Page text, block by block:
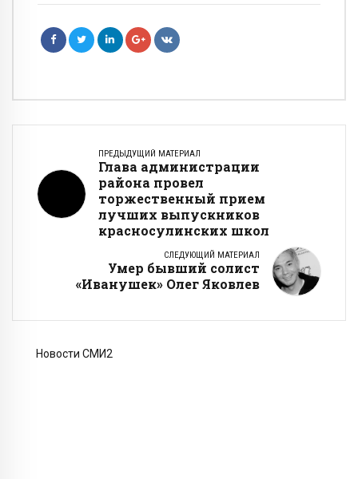
ПРЕДЫДУЩИЙ МАТЕРИАЛ
Глава администрации
района провел
торжественный прием
лучших выпускников
красносулинских школ
СЛЕДУЮЩИЙ МАТЕРИАЛ
Умер бывший солист
«Иванушек» Олег Яковлев
Новости СМИ2